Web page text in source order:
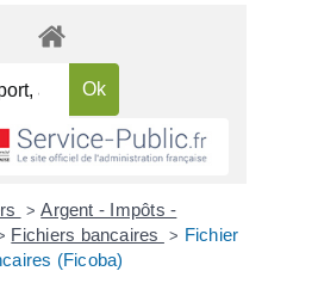
> Argent - Impôts -
Fichiers bancaires > Fichier
(Ficoba)